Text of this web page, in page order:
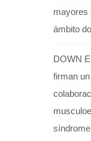
mayores
ámbito
DOWN
firman